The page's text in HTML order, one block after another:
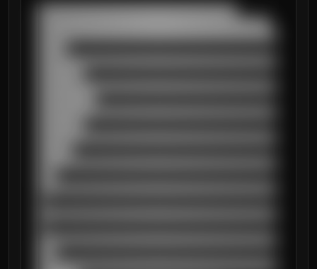
███████████████████████████████████
█████████████████████████████████████████
██████████████████████████████████████████